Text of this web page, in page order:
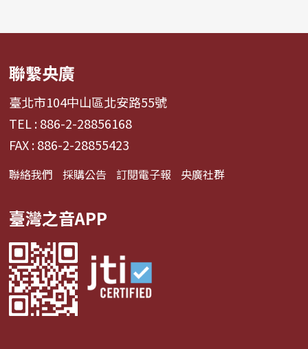
聯繫央廣
臺北市104中山區北安路55號
TEL : 886-2-28856168
FAX : 886-2-28855423
聯絡我們 採購公告 訂閱電子報 央廣社群
臺灣之音APP